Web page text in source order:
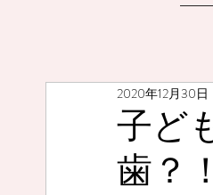
子ど
歯？！
2020年12月30日